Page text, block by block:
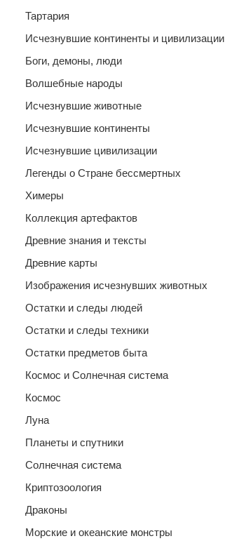
Тартария
Исчезнувшие континенты и цивилизации
Боги, демоны, люди
Волшебные народы
Исчезнувшие животные
Исчезнувшие континенты
Исчезнувшие цивилизации
Легенды о Стране бессмертных
Химеры
Коллекция артефактов
Древние знания и тексты
Древние карты
Изображения исчезнувших животных
Остатки и следы людей
Остатки и следы техники
Остатки предметов быта
Космос и Солнечная система
Космос
Луна
Планеты и спутники
Солнечная система
Криптозоология
Драконы
Морские и океанские монстры